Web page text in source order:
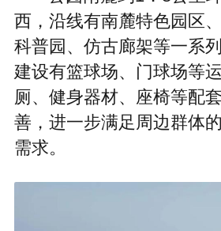
西，沿线有南麓特色园区
科普园、仿古廊架等一系
建设有篮球场、门球场等
厕、健身器材、座椅等配
善，进一步满足周边群体
需求。